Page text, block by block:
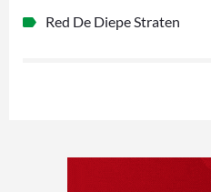
Red De Diepe Straten